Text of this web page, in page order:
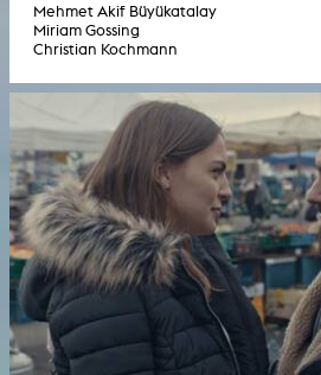
Mehmet Akif Büyükatalay
Miriam Gossing
Christian Kochmann